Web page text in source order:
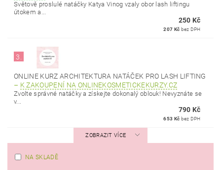
Světově proslulé natáčky Katya Vinog vzaly obor lash liftingu
útokem a...
250 Kč
207 Kč bez DPH
3.
ONLINE KURZ ARCHITEKTURA NATÁČEK PRO LASH LIFTING
– K ZAKOUPENÍ NA ONLINEKOSMETICKEKURZY.CZ
Zvolte správné natáčky a získejte dokonalý oblouk! Nevyznáte se
v...
790 Kč
653 Kč bez DPH
ZOBRAZIT VÍCE
NA SKLADĚ